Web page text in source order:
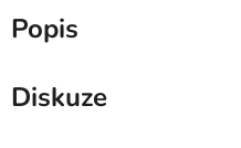
Popis
Diskuze